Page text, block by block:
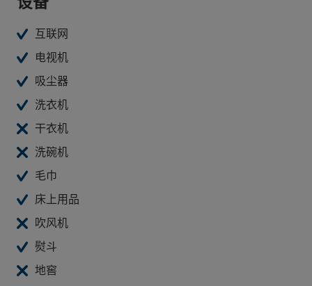
互联网
电视机
吸尘器
洗衣机
干衣机
洗碗机
毛巾
床上用品
吹风机
熨斗
地窖